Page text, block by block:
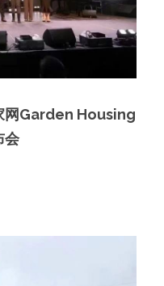
网Garden Housing
会